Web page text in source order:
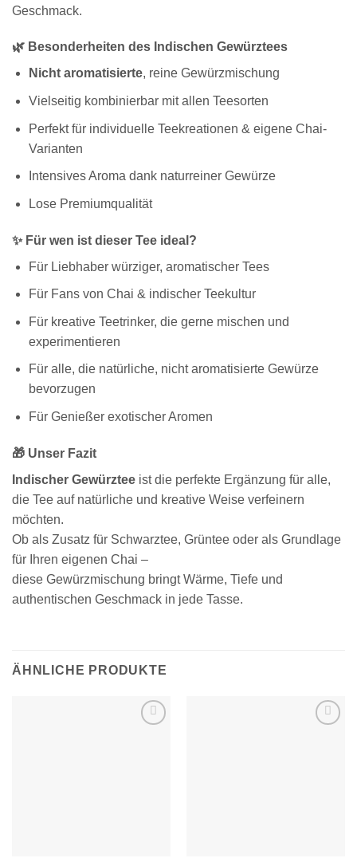
Geschmack.
🌿 Besonderheiten des Indischen Gewürztees
Nicht aromatisierte, reine Gewürzmischung
Vielseitig kombinierbar mit allen Teesorten
Perfekt für individuelle Teekreationen & eigene Chai-
Varianten
Intensives Aroma dank naturreiner Gewürze
Lose Premiumqualität
✨ Für wen ist dieser Tee ideal?
Für Liebhaber würziger, aromatischer Tees
Für Fans von Chai & indischer Teekultur
Für kreative Teetrinker, die gerne mischen und
experimentieren
Für alle, die natürliche, nicht aromatisierte Gewürze
bevorzugen
Für Genießer exotischer Aromen
🎁 Unser Fazit
Indischer Gewürztee ist die perfekte Ergänzung für alle,
die Tee auf natürliche und kreative Weise verfeinern
möchten.
Ob als Zusatz für Schwarztee, Grüntee oder als Grundlage
für Ihren eigenen Chai –
diese Gewürzmischung bringt Wärme, Tiefe und
authentischen Geschmack in jede Tasse.
ÄHNLICHE PRODUKTE